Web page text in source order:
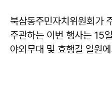
북삼동주민자치위원회가
주관하는 이번 행사는 15
야외무대 및 효행길 일원